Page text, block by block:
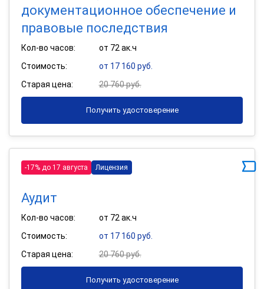
документационное обеспечение и
правовые последствия
Кол-во часов:
от 72 ак.ч
Стоимость:
от 17 160 руб.
Старая цена:
20 760 руб.
Получить удостоверение
-17% до 17 августа Лицензия
Аудит
Кол-во часов:
от 72 ак.ч
Стоимость:
от 17 160 руб.
Старая цена:
20 760 руб.
Получить удостоверение